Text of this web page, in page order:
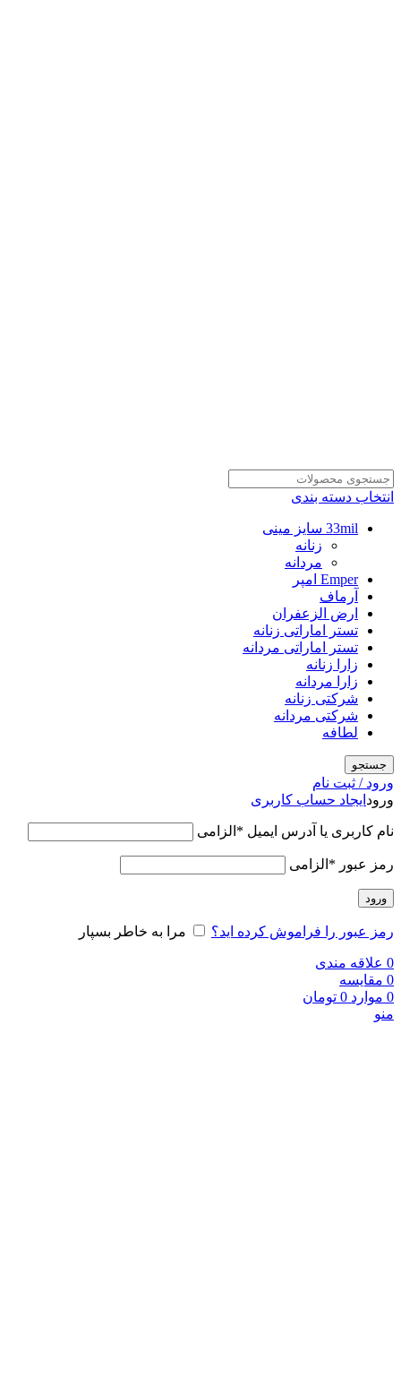
انتخاب دسته بندی
33mil سایز مینی
زنانه
مردانه
Emper امپر
آرماف
ارض الزعفران
تستر اماراتی زنانه
تستر اماراتی مردانه
زارا زنانه
زارا مردانه
شرکتی زنانه
شرکتی مردانه
لطافه
جستجو
ورود / ثبت نام
ورود ایجاد حساب کاربری
نام کاربری یا آدرس ایمیل * الزامی
رمز عبور * الزامی
ورود
رمز عبور را فراموش کرده اید؟ مرا به خاطر بسپار
0 علاقه مندی
0 مقایسه
0 موارد 0 تومان
منو